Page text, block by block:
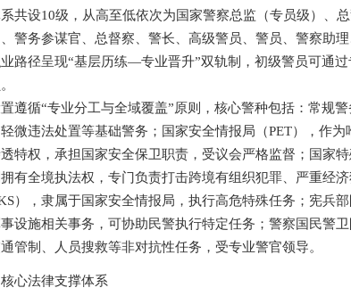
设10级，从高至低依次为国家警察总监（专员级）、总
警务参谋官、总督察、警长、高级警员、警员、警察助
路径呈现“基层历练—专业晋升”双轨制，初级警员可通
循“专业分工与全域覆盖”原则，核心警种包括：常规警
微违法处置等基础警务；国家安全情报局（PET），作为
特权，承担国家安全保卫职责，受议会严格监督；国家
有全境执法权，专门负责打击跨境有组织犯罪、严重经
），隶属于国家安全情报局，执行高危特殊任务；宪兵
设施相关事务，可协助民警执行特定任务；警察国民警
管制、人员搜救等非对抗性任务，受专业警官领导。
法律支撑体系